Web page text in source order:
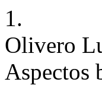
1.
Olivero
Aspectos